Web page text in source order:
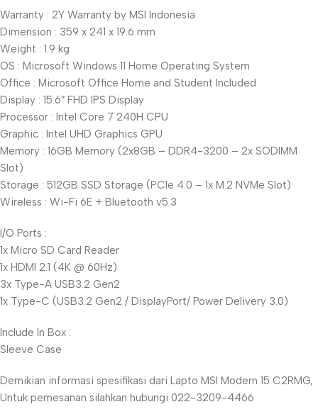
Warranty : 2Y Warranty by MSI Indonesia
Dimension : 359 x 241 x 19.6 mm
Weight : 1.9 kg
OS : Microsoft Windows 11 Home Operating System
Office : Microsoft Office Home and Student Included
Display : 15.6″ FHD IPS Display
Processor : Intel Core 7 240H CPU
Graphic : Intel UHD Graphics GPU
Memory : 16GB Memory (2x8GB – DDR4-3200 – 2x SODIMM
Slot)
Storage : 512GB SSD Storage (PCIe 4.0 – 1x M.2 NVMe Slot)
Wireless : Wi-Fi 6E + Bluetooth v5.3
I/O Ports :
1x Micro SD Card Reader
1x HDMI 2.1 (4K @ 60Hz)
3x Type-A USB3.2 Gen2
1x Type-C (USB3.2 Gen2 / DisplayPort/ Power Delivery 3.0)
Include In Box :
Sleeve Case
Demikian informasi spesifikasi dari Lapto MSI Modern 15 C2RMG,
Untuk pemesanan silahkan hubungi 022-3209-4466